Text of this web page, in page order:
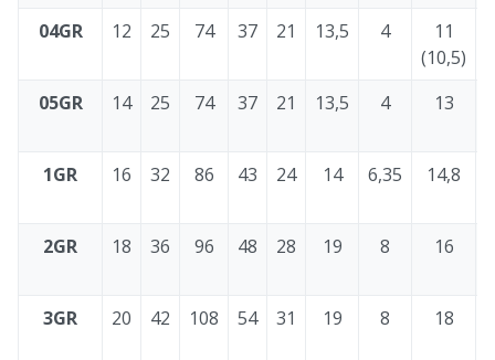
04GR 12 25 74 37 21 13,5 4
11
(10,5)
05GR 14 25 74 37 21 13,5 4 13
1GR 16 32 86 43 24 14 6,35 14,8
2GR 18 36 96 48 28 19 8 16
3GR 20 42 108 54 31 19 8 18